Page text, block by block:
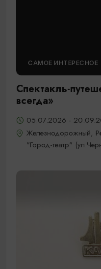
САМОЕ ИНТЕРЕСНОЕ
Спектакль-
всегда»
05.07.2026 -
Железнодорожный,
"Город-театр"